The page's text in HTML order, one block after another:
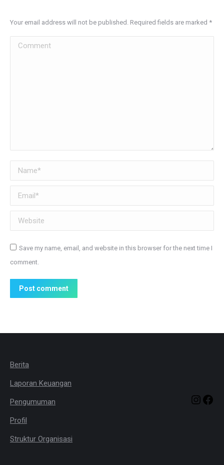
Your email address will not be published. Required fields are marked *
Comment
Name *
Email *
Website
Save my name, email, and website in this browser for the next time I
comment.
Post comment
Berita
Laporan Keuangan
Pengumuman
Profil
Struktur Organisasi